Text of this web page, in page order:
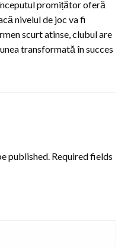
promițător oferă
nivelul de joc va fi
scurt atinse, clubul are
transformată în succes
published. Required fields